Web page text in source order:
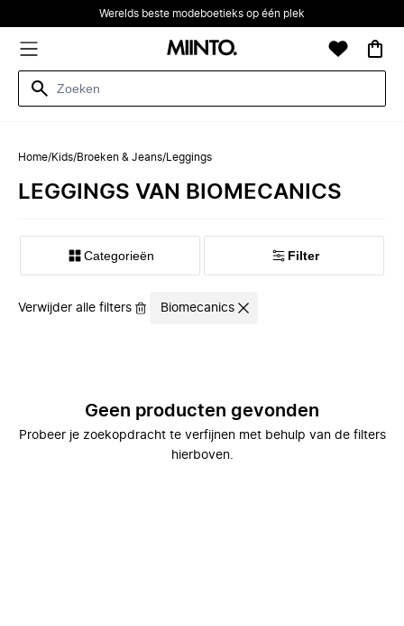
Werelds beste modeboetieks op één plek
Home/Kids/Broeken & Jeans/ Leggings
LEGGINGS VAN BIOMECANICS
Categorieën Filter
Verwijder alle filters Biomecanics
Geen producten gevonden
Probeer je zoekopdracht te verfijnen met behulp van de filters
hierboven.